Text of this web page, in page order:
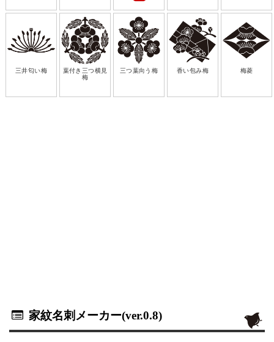
三井匂い梅
葉付き三つ横見
梅
三つ葉向う梅 香い包み梅 梅菱
家紋名刺メーカー(ver.0.8)